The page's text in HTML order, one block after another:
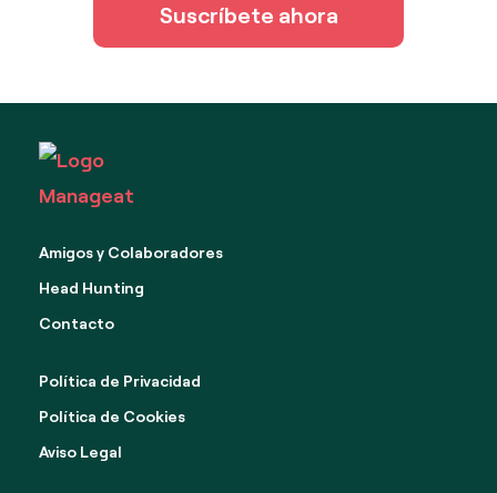
Suscríbete ahora
Amigos y Colaboradores
Head Hunting
Contacto
Política de Privacidad
Política de Cookies
Aviso Legal